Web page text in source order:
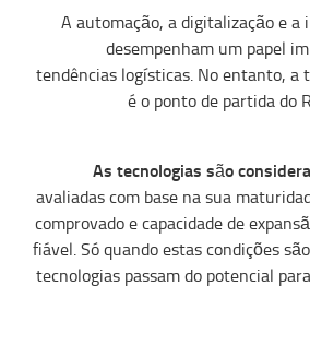
A automação, a digitalização e
desempenham um papel
tendências logísticas. No entanto, a
é o ponto de partida do
As tecnologias são
avaliadas com base na sua
comprovado e capacidade de
fiável. Só quando estas condições
tecnologias passam do potencial